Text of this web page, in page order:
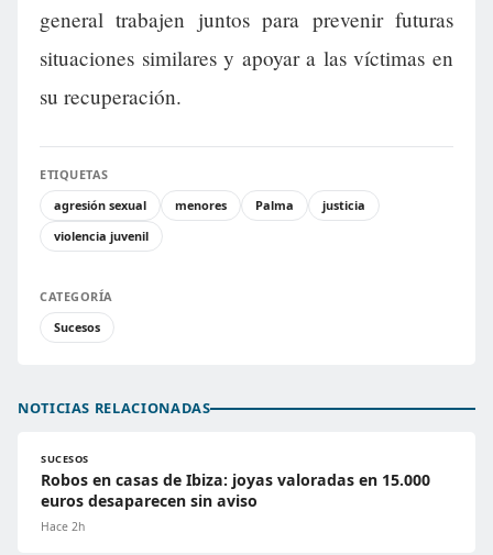
general trabajen juntos para prevenir futuras
situaciones similares y apoyar a las víctimas en
su recuperación.
ETIQUETAS
agresión sexual
menores Palma
justicia
violencia juvenil
CATEGORÍA
Sucesos
NOTICIAS RELACIONADAS
SUCESOS
Robos en casas de Ibiza: joyas valoradas en 15.000
euros desaparecen sin aviso
Hace 2h